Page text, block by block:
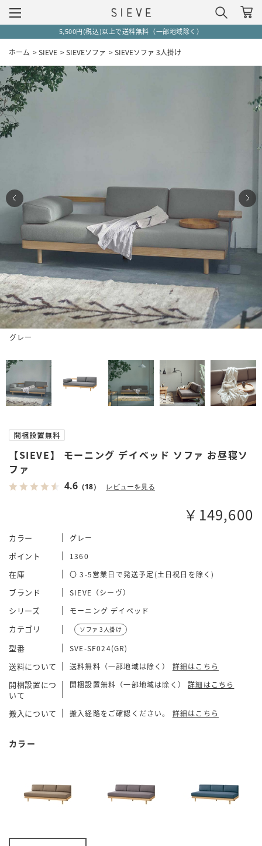
夏季休業のお知らせ
ホーム >SIEVE >SIEVEソファ >SIEVEソファ 3人掛け
グレー
【SIEVE】 モーニング デイベッド ソファ お昼寝ソ
ファ
4.6 （18） レビューを見る
￥149,600
カラー グレー
ポイント 1360
在庫 〇 3-5営業日で発送予定(土日祝日を除く)
ブランド SIEVE（シーヴ）
シリーズ モーニング デイベッド
カテゴリ ソファ 3人掛け
型番 SVE-SF024(GR)
送料について 送料無料（一部地域は除く） 詳細はこちら
開梱設置につ
いて
開梱設置無料（一部地域は除く）詳細はこちら
搬入について 搬入経路をご確認ください。 詳細はこちら
カラー